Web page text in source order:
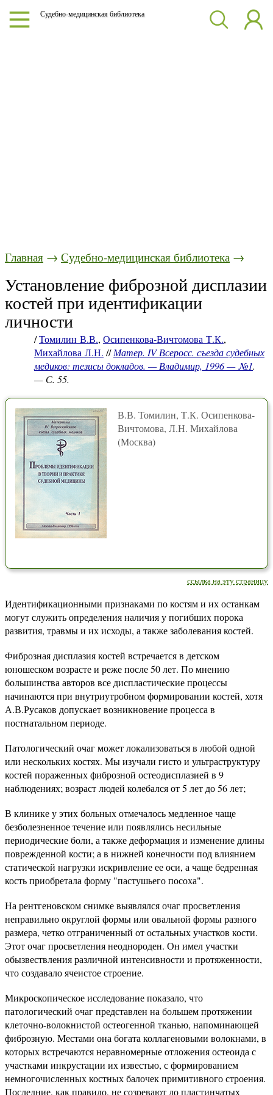
Судебно-медицинская библиотека
Главная → Судебно-медицинская библиотека →
Установление фиброзной дисплазии
костей при идентификации
личности
/Томилин В.В., Осипенкова-Вичтомова Т.К.,
Михайлова Л.Н. //Матер. IV Всеросс. съезда судебных
медиков: тезисы докладов. — Владимир, 1996 — №1.
— С. 55.
В.В. Томилин, Т.К. Осипенкова-
Вичтомова, Л.Н. Михайлова
(Москва)
ссылка на эту страницу
Идентификационными признаками по костям и их останкам
могут служить определения наличия у погибших порока
развития, травмы и их исходы, а также заболевания костей.
Фиброзная дисплазия костей встречается в детском
юношеском возрасте и реже после 50 лет. По мнению
большинства авторов все диспластические процессы
начинаются при внутриутробном формировании костей, хотя
А.В.Русаков допускает возникновение процесса в
постнатальном периоде.
Патологический очаг может локализоваться в любой одной
или нескольких костях. Мы изучали гисто и ультраструктуру
костей пораженных фиброзной остеодисплазией в 9
наблюдениях; возраст людей колебался от 5 лет до 56 лет;
В клинике у этих больных отмечалось медленное чаще
безболезненное течение или появлялись несильные
периодические боли, а также деформация и изменение длины
поврежденной кости; а в нижней конечности под влиянием
статической нагрузки искривление ее оси, а чаще бедренная
кость приобретала форму "пастушьего посоха".
На рентгеновском снимке выявлялся очаг просветления
неправильно округлой формы или овальной формы разного
размера, четко отграниченный от остальных участков кости.
Этот очаг просветления неоднороден. Он имел участки
обызвествления различной интенсивности и протяженности,
что создавало ячеистое строение.
Микроскопическое исследование показало, что
патологический очаг представлен на большем протяжении
клеточно-волокнистой остеогенной тканью, напоминающей
фиброзную. Местами она богата коллагеновыми волокнами, в
которых встречаются неравномерные отложения остеоида с
участками инкрустации их известью, с формированием
немногочисленных костных балочек примитивного строения.
Последние, как правило, не созревают до пластинчатых